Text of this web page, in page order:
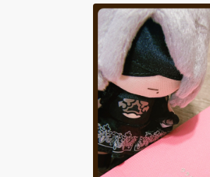
て封印してあった『ロリ
いへん愛らしいプレミア
いたので書店に駆け込ん